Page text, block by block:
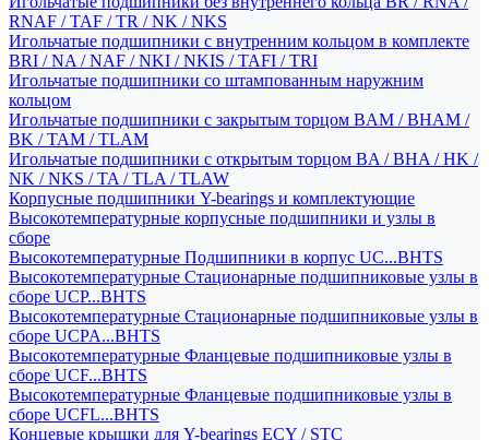
RNAF / TAF / TR / NK / NKS
Игольчатые подшипники с внутренним кольцом в комплекте
BRI / NA / NAF / NKI / NKIS / TAFI / TRI
Игольчатые подшипники со штампованным наружним
кольцом
Игольчатые подшипники с закрытым торцом BAM / BHAM /
BK / TAM / TLAM
Игольчатые подшипники с открытым торцом BA / BHA / HK /
NK / NKS / TA / TLA / TLAW
Корпусные подшипники Y-bearings и комплектующие
Высокотемпературные корпусные подшипники и узлы в
сборе
Высокотемпературные Подшипники в корпус UC...BHTS
Высокотемпературные Стационарные подшипниковые узлы в
сборе UCP...BHTS
Высокотемпературные Стационарные подшипниковые узлы в
сборе UCPA...BHTS
Высокотемпературные Фланцевые подшипниковые узлы в
сборе UCF...BHTS
Высокотемпературные Фланцевые подшипниковые узлы в
сборе UCFL...BHTS
Концевые крышки для Y-bearings ECY / STC